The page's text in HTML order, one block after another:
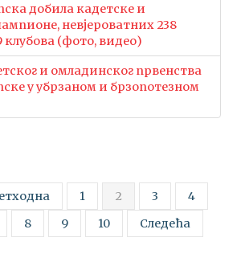
добила кадетске и
невјероватних 238
клубова (фото, видео)
и омладинског првенства
у убрзаном и брзопотезном
1 2 3
4
8 9 10
Следећа